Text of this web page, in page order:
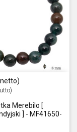
Merebilo [
] - MF41650-